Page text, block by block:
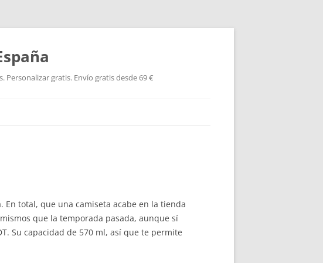
Personalizar gratis. Envío gratis desde 69 €
total, que una camiseta acabe en la tienda
que la temporada pasada, aunque sí
Su capacidad de 570 ml, así que te permite